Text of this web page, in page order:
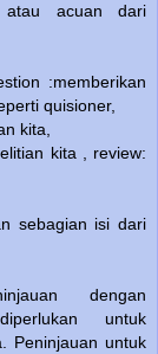
atau acuan dari
:memberikan
quisioner,
kita,
kita , review:
sebagian isi dari
dengan
untuk
Peninjauan untuk